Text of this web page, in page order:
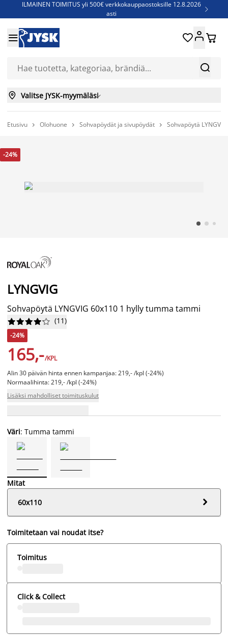
ILMAINEN TOIMITUS yli 500€ verkkokauppaostoksille 12.8.2026
asti

Jenkkisänkyjä - Säästä jopa 60%


 
 Valitse JYSK-myymäläsi
Etusivu  Olohuone  Sohvapöydät ja sivupöydät  Sohvapöytä
-24%
LYNGVIG
Sohvapöytä LYNGVIG 60x110 1 hylly tumma tammi





 (11)
-24%
165,-/KPL
Alin 30 päivän hinta ennen kampanjaa: 219,- /kpl (-24%)
Normaalihinta: 219,- /kpl (-24%)
Lisäksi mahdolliset toimituskulut
Väri: Tumma tammi
Mitat
60x110

Toimitetaan vai noudat itse?
Toimitus
Click & Collect